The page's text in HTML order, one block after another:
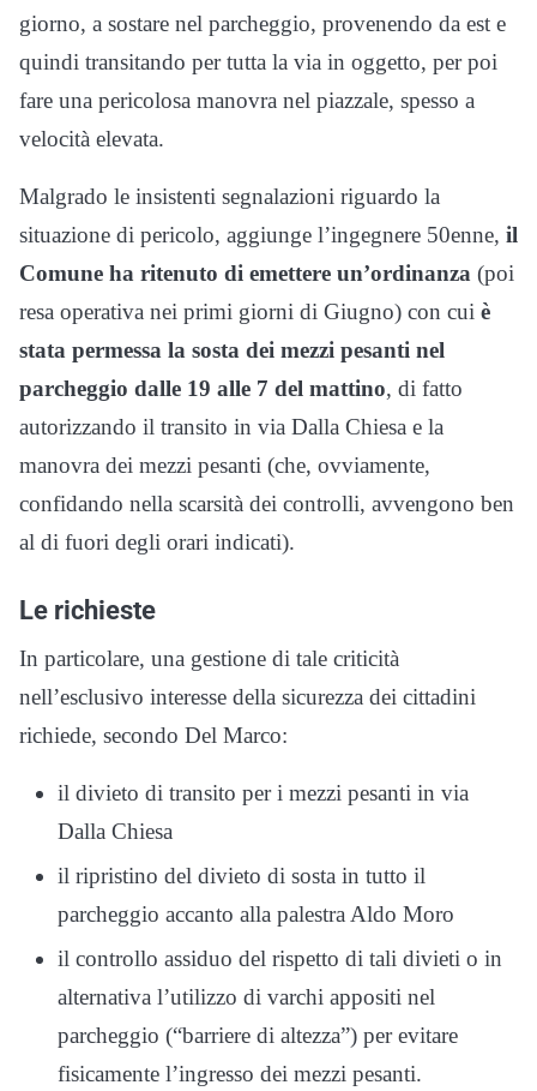
giorno, a sostare nel parcheggio, provenendo da est e
quindi transitando per tutta la via in oggetto, per poi
fare una pericolosa manovra nel piazzale, spesso a
velocità elevata.
Malgrado le insistenti segnalazioni riguardo la
situazione di pericolo, aggiunge l’ingegnere 50enne, il
Comune ha ritenuto di emettere un’ordinanza (poi
resa operativa nei primi giorni di Giugno) con cui è
stata permessa la sosta dei mezzi pesanti nel
parcheggio dalle 19 alle 7 del mattino, di fatto
autorizzando il transito in via Dalla Chiesa e la
manovra dei mezzi pesanti (che, ovviamente,
confidando nella scarsità dei controlli, avvengono ben
al di fuori degli orari indicati).
Le richieste
In particolare, una gestione di tale criticità
nell’esclusivo interesse della sicurezza dei cittadini
richiede, secondo Del Marco:
il divieto di transito per i mezzi pesanti in via
Dalla Chiesa
il ripristino del divieto di sosta in tutto il
parcheggio accanto alla palestra Aldo Moro
il controllo assiduo del rispetto di tali divieti o in
alternativa l’utilizzo di varchi appositi nel
parcheggio (“barriere di altezza”) per evitare
fisicamente l’ingresso dei mezzi pesanti.